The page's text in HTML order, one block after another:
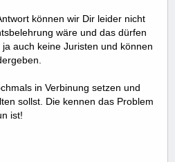
können wir Dir leider nicht
wäre und das dürfen
auch keine Juristen und können
in Verbinung setzen und
sollst. Die kennen das Problem
ist!